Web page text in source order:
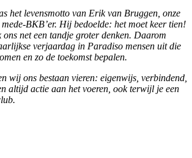
het levensmotto van Erik van Bruggen, onze
BKB’er. Hij bedoelde: het moet keer tien!
net een tandje groter denken. Daarom
verjaardag in Paradiso mensen uit die
en zo de toekomst bepalen.
wij ons bestaan vieren: eigenwijs, verbindend,
altijd actie aan het voeren, ook terwijl je een